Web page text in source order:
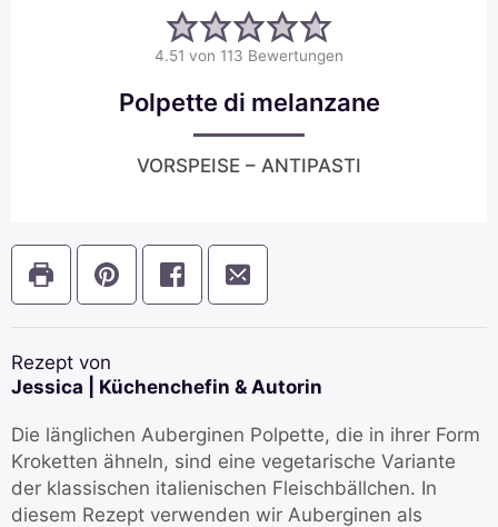
4.51 von 113 Bewertungen
Polpette di melanzane
VORSPEISE – ANTIPASTI
Rezept von
Jessica | Küchenchefin & Autorin
Die länglichen Auberginen Polpette, die in ihrer Form
Kroketten ähneln, sind eine vegetarische Variante
der klassischen italienischen Fleischbällchen. In
diesem Rezept verwenden wir Auberginen als